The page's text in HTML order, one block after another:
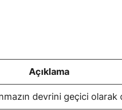
Açıklama
devrini geçici olarak